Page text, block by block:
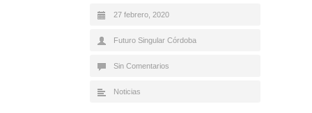
27 febrero, 2020
Futuro Singular Córdoba
Sin Comentarios
Noticias